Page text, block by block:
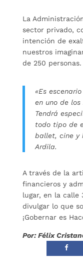
La
sector privado,
intención de
nuestros
de 250 personas.
«Es
en uno de
Tendrá
todo tipo de
ballet, cine y
Ardila.
A través de la
financieros y
lugar, en la calle
divulgar lo que
¡Gobernar es
Por: Félix